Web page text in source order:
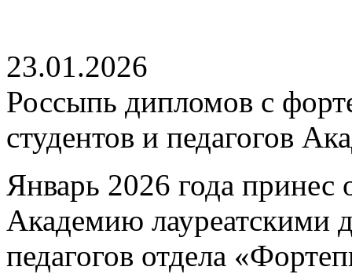
23.01.2026
Россыпь дипломов с
студентов и педагогов
Январь 2026 года принес
Академию лауреатскими
педагогов отдела